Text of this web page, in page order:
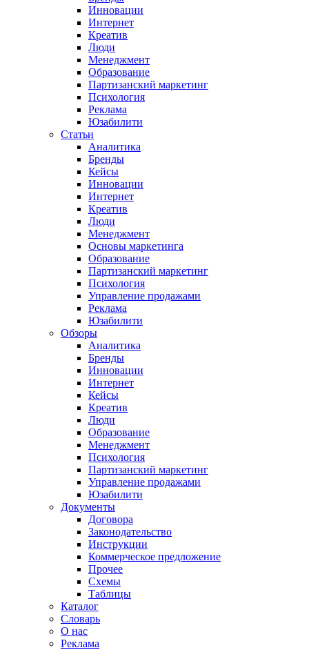
Инновации
Интернет
Креатив
Люди
Менеджмент
Образование
Партизанский маркетинг
Психология
Реклама
Юзабилити
Статьи
Аналитика
Бренды
Кейсы
Инновации
Интернет
Креатив
Люди
Менеджмент
Основы маркетинга
Образование
Партизанский маркетинг
Психология
Управление продажами
Реклама
Юзабилити
Обзоры
Аналитика
Бренды
Инновации
Интернет
Кейсы
Креатив
Люди
Образование
Менеджмент
Психология
Партизанский маркетинг
Управление продажами
Юзабилити
Документы
Договора
Законодательство
Инструкции
Коммерческое предложение
Прочее
Схемы
Таблицы
Каталог
Словарь
О нас
Реклама